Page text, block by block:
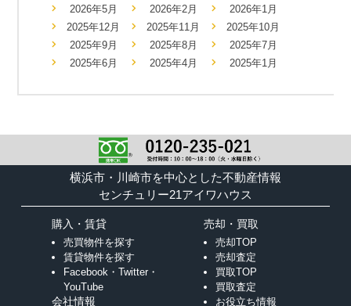
2026年5月
2026年2月
2026年1月
2025年12月
2025年11月
2025年10月
2025年9月
2025年8月
2025年7月
2025年6月
2025年4月 2025年1月
横浜市・川崎市を中心とした不動産情報
センチュリー21アイワハウス
購入・賃貸
売買物件を探す
賃貸物件を探す
Facebook・Twitter・
YouTube
会社情報
売却・買取
売却TOP
売却査定
買取TOP
買取査定
お役立ち情報